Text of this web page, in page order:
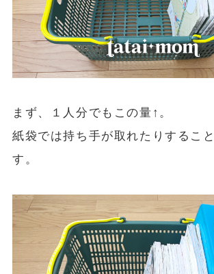
まず、１人分でもこの量↑。
紙袋では持ち手が取れたりするこ
す。